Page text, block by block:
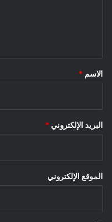
*
الاسم *
البريد الإلكتروني *
الموقع الإلكتروني